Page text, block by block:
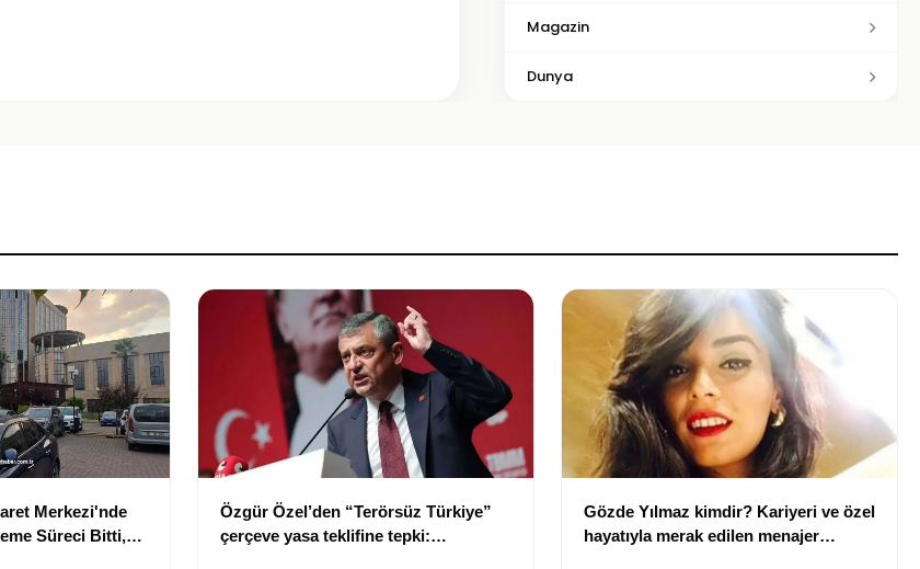
Magazin
Dunya
Merkezi'nde
Süreci Bitti,
Özgür Özel’den “Terörsüz Türkiye”
çerçeve yasa teklifine tepki:
Gözde Yılmaz kimdir? Kariyeri ve özel
hayatıyla merak edilen menajer